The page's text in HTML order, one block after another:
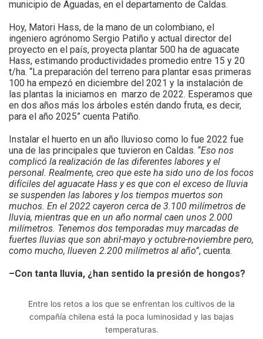
municipio de Aguadas, en el departamento de Caldas.
Hoy, Matori Hass, de la mano de un colombiano, el
ingeniero agrónomo Sergio Patiño y actual director del
proyecto en el país, proyecta plantar 500 ha de aguacate
Hass, estimando productividades promedio entre 15 y 20
t/ha. “La preparación del terreno para plantar esas primeras
100 ha empezó en diciembre del 2021 y la instalación de
las plantas la iniciamos en marzo de 2022. Esperamos que
en dos años más los árboles estén dando fruta, es decir,
para el año 2025” cuenta Patiño.
Instalar el huerto en un año lluvioso como lo fue 2022 fue
una de las principales que tuvieron en Caldas. “Eso nos
complicó la realización de las diferentes labores y el
personal. Realmente, creo que este ha sido uno de los focos
difíciles del aguacate Hass y es que con el exceso de lluvia
se suspenden las labores y los tiempos muertos son
muchos. En el 2022 cayeron cerca de 3.100 milímetros de
lluvia, mientras que en un año normal caen unos 2.000
milímetros. Tenemos dos temporadas muy marcadas de
fuertes lluvias que son abril-mayo y octubre-noviembre pero,
como mucho, llueven 2.200 milímetros al año”, cuenta.
–Con tanta lluvia, ¿han sentido la presión de hongos?
Entre los retos a los que se enfrentan los cultivos de la
compañía chilena está la poca luminosidad y las bajas
temperaturas.